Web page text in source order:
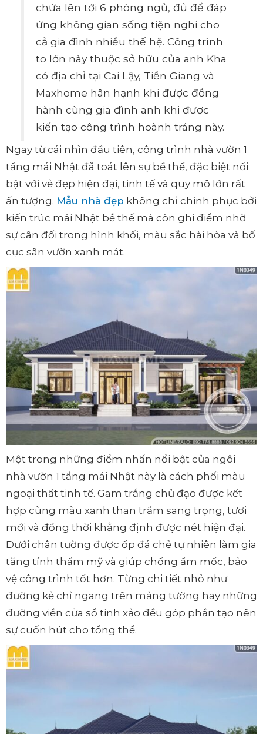
chứa lên tới 6 phòng ngủ, đủ để đáp
ứng không gian sống tiện nghi cho
cả gia đình nhiều thế hệ. Công trình
to lớn này thuộc sở hữu của anh Kha
có địa chỉ tại Cai Lậy, Tiền Giang và
Maxhome hân hạnh khi được đồng
hành cùng gia đình anh khi được
kiến tạo công trình hoành tráng này.
Ngay từ cái nhìn đầu tiên, công trình nhà vườn 1
tầng mái Nhật đã toát lên sự bề thế, đặc biệt nổi
bật với vẻ đẹp hiện đại, tinh tế và quy mô lớn rất
ấn tượng. Mẫu nhà đẹp không chỉ chinh phục bởi
kiến trúc mái Nhật bề thế mà còn ghi điểm nhờ
sự cân đối trong hình khối, màu sắc hài hòa và bố
cục sân vườn xanh mát.
Một trong những điểm nhấn nổi bật của ngôi
nhà vườn 1 tầng mái Nhật này là cách phối màu
ngoại thất tinh tế. Gam trắng chủ đạo được kết
hợp cùng màu xanh than trầm sang trọng, tươi
mới và đồng thời khẳng định được nét hiện đại.
Dưới chân tường được ốp đá chẻ tự nhiên làm gia
tăng tính thẩm mỹ và giúp chống ẩm mốc, bảo
vệ công trình tốt hơn. Từng chi tiết nhỏ như
đường kẻ chỉ ngang trên mảng tường hay những
đường viền cửa sổ tinh xảo đều góp phần tạo nên
sự cuốn hút cho tổng thể.